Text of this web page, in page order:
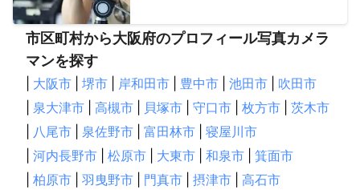
市区町村から大阪府のプロフィール写真カメラ
マンを探す
大阪市 堺市 岸和田市 豊中市 池田市
吹田市
泉大津市 高槻市 貝塚市 守口市 枚方市
茨木市
八尾市 泉佐野市 富田林市
寝屋川市
河内長野市 松原市 大東市 和泉市
箕面市
柏原市 羽曳野市 門真市 摂津市
高石市